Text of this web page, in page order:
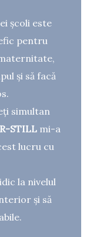
școli este
pentru
și să facă
simultan
STILLmi-a
lucru cu
la nivelul
și să